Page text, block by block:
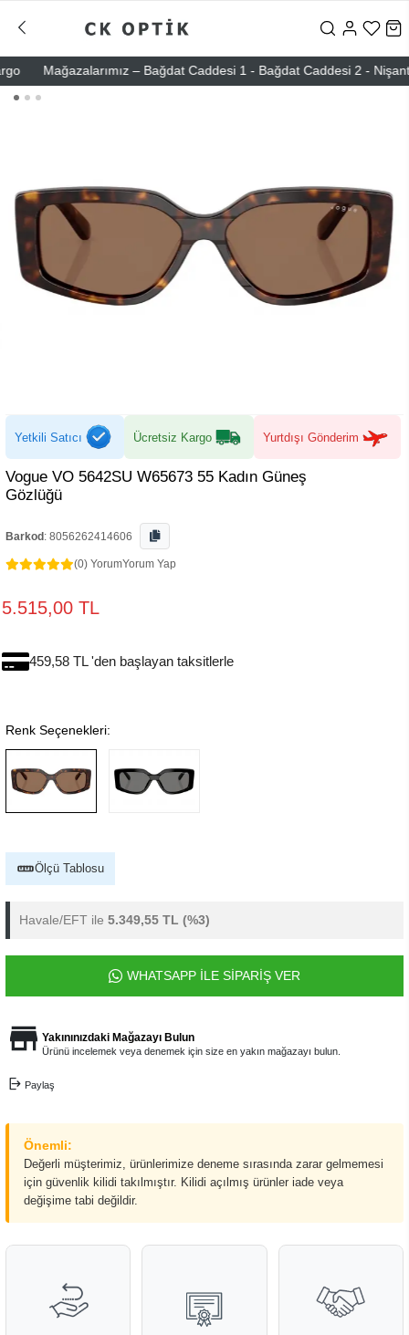
Mağazalarımız – Bağdat Caddesi 1 - Bağdat Caddesi 2 -
Yetkili Satıcı Ücretsiz Kargo Yurtdışı Gönderim
Vogue VO 5642SU W65673 55 Kadın Güneş
Gözlüğü
Barkod : 8056262414606
(0) YorumYorum Yap
5.515,00 TL
459,58 TL 'den başlayan taksitlerle
Renk Seçenekleri:
Ölçü Tablosu
Havale/EFT ile 5.349,55 TL (%3)
WHATSAPP İLE SİPARİŞ VER
Yakınınızdaki Mağazayı Bulun
Ürünü incelemek veya denemek için size en yakın mağazayı bulun.
Paylaş
Önemli:
Değerli müşterimiz, ürünlerimize deneme sırasında zarar gelmemesi
için güvenlik kilidi takılmıştır. Kilidi açılmış ürünler iade veya
değişime tabi değildir.